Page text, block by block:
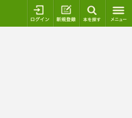
ログイン 新規登録